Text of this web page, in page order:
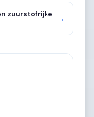
zuurstofrijke
→